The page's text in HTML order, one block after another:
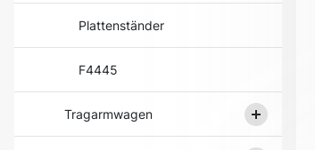
Plattenständer
F4445
Tragarmwagen